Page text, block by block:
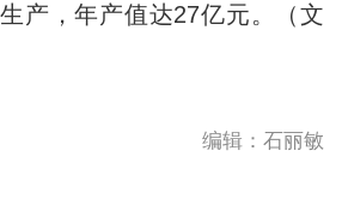
产，年产值达27亿元。（文
编辑：石丽敏